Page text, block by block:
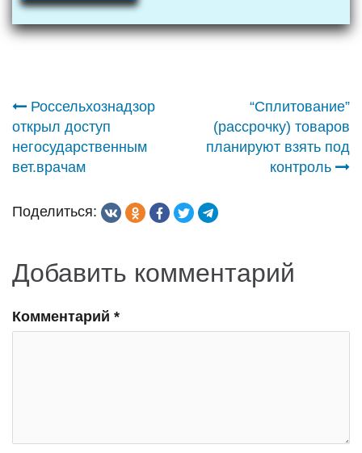
Навигация
по
Россельхознадзор
открыл доступ
негосударственным
вет.врачам
“Сплитование”
(рассрочку) товаров
планируют взять под
контроль
Поделиться:
Добавить комментарий
Комментарий *